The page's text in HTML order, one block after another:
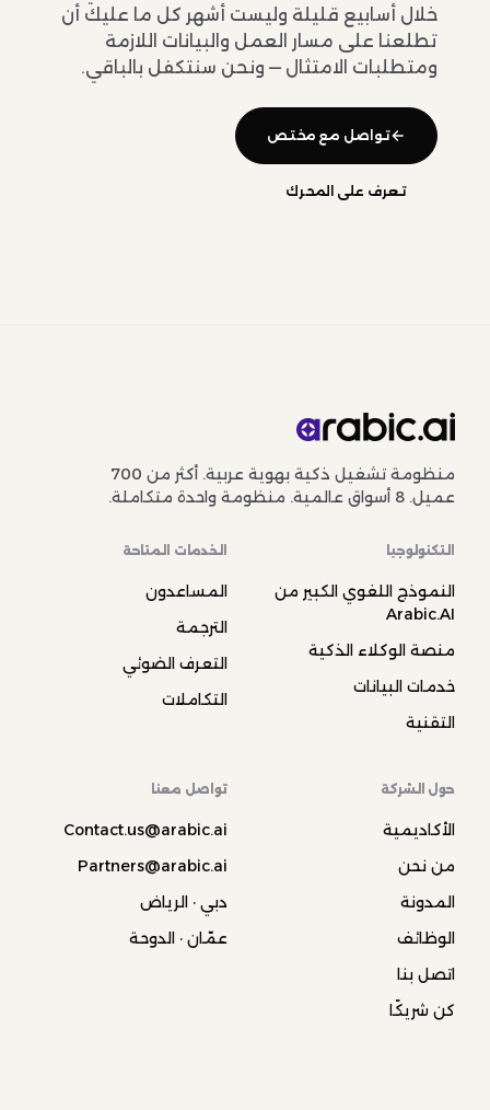
خلال أسابيع قليلة وليست أشهر كل ما عليك أن
تطلعنا على مسار العمل والبيانات اللازمة
ومتطلبات الامتثال — ونحن سنتكفل بالباقي.
تواصل مع مختص
تعرف على المحرك
منظومة تشغيل ذكية بهوية عربية. أكثر من 700
عميل. 8 أسواق عالمية. منظومة واحدة متكاملة.
التكنولوجيا
النموذج اللغوي الكبير من
Arabic.AI
منصة الوكلاء الذكية
خدمات البيانات
التقنية
الخدمات المتاحة
المساعدون
الترجمة
التعرف الضوئي
التكاملات
حول الشركة
الأكاديمية
من نحن
المدونة
الوظائف
اتصل بنا
كن شريكًا
تواصل معنا
Contact.us@arabic.ai
Partners@arabic.ai
دبي · الرياض
عمّان · الدوحة